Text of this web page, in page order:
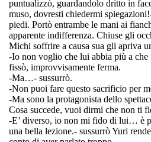
puntualizzò, guardandolo dritto in
muso, dovresti chiedermi
piedi. Portò entrambe le mani ai
apparente indifferenza. Chiuse gli
Michi soffrire a causa sua gli apriva
-Io non voglio che lui abbia più a che
fissò, improvvisamente ferma.
-Ma…- sussurrò.
-Non puoi fare questo sacrificio per
-Ma sono la protagonista dello
Cosa succede, vuoi dirmi che non ti
-E’ diverso, io non mi fido di lui… è
una bella lezione.- sussurròYuri